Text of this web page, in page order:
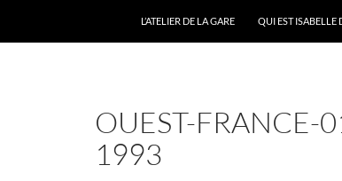
L’ATELIER DE LA GARE QUI EST ISABELLE
OUEST-FRANCE-
1993